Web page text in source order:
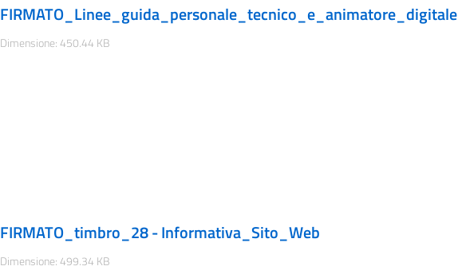
FIRMATO_Linee_guida_personale_tecnico_e_animatore_digitale
Dimensione: 450.44 KB
FIRMATO_timbro_28 - Informativa_Sito_Web
Dimensione: 499.34 KB